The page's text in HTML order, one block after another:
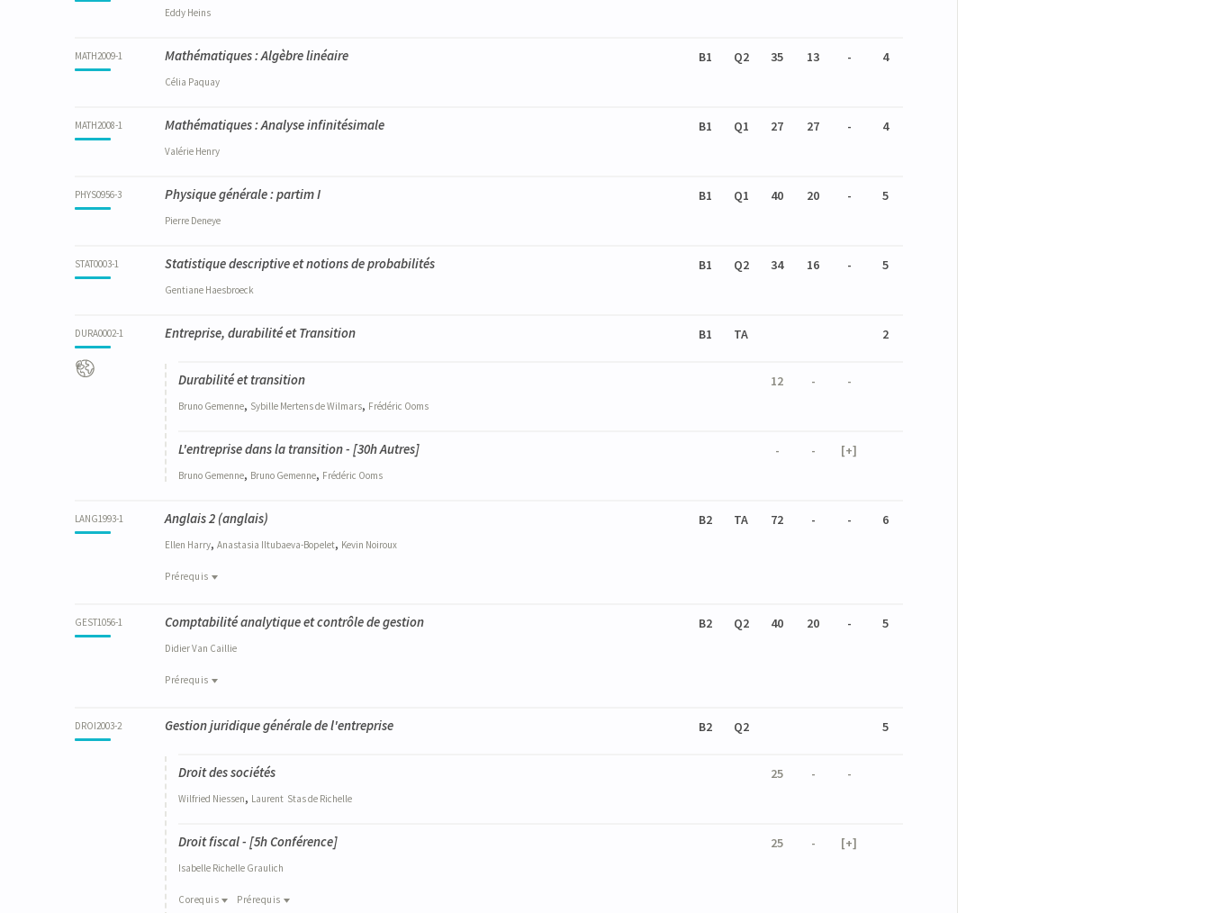
Eddy Heins
MATH2009-1 Mathématiques : Algèbre linéaire
Célia Paquay
B1 Q2 35 13 - 4
MATH2008-1 Mathématiques : Analyse infinitésimale
Valérie Henry
B1 Q1 27 27 - 4
PHYS0956-3 Physique générale : partim I
Pierre Deneye
B1 Q1 40 20 - 5
STAT0003-1 Statistique descriptive et notions de probabilités
Gentiane Haesbroeck
B1 Q2 34 16 - 5
DURA0002-1 Entreprise, durabilité et Transition B1 TA 2
Durabilité et transition
Bruno Gemenne, Sybille Mertens de Wilmars, Frédéric Ooms
12 - -
L'entreprise dans la transition - [30h Autres]
Bruno Gemenne, Bruno Gemenne, Frédéric Ooms
- - [+]
LANG1993-1 Anglais 2 (anglais)
Ellen Harry, Anastasia Iltubaeva-Bopelet, Kevin Noiroux
Prérequis
LANG1965-1
Anglais 1
B2 TA 72 - - 6
GEST1056-1 Comptabilité analytique et contrôle de gestion
DidierVan Caillie
Prérequis
FINA9002-1
B2 Q2 40 20 - 5
DROI2003-2 Gestion juridique générale de l'entreprise B2 Q2 5
Droit des sociétés
Wilfried Niessen, Laurent Stas de Richelle
25 - -
Droit fiscal - [5h Conférence]
Isabelle Richelle Graulich
Corequis Prérequis
25 - [+]